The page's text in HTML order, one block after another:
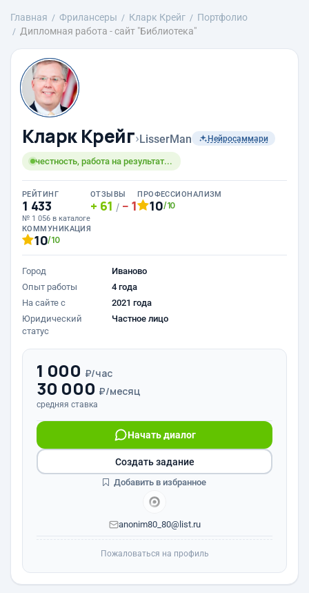
Главная Фрилансеры Кларк Крейг
Портфолио
Дипломная работа - сайт "Библиотека"
Кларк Крейг›LisserMan Нейросаммари
честность, работа на результат...
РЕЙТИНГ
1 433
№ 1 056 в каталоге
ОТЗЫВЫ
61 / 1
ПРОФЕССИОНАЛИЗМ
10/10
КОММУНИКАЦИЯ
10/10
Город
Иваново
Опыт работы
4 года
На сайте с
2021 года
Юридический
статус
Частное лицо
1 000 ₽/час
30 000 ₽/месяц
средняя ставка
Начать диалог
anonim80_80@list.ru
Создать задание
Добавить в избранное
Пожаловаться на профиль